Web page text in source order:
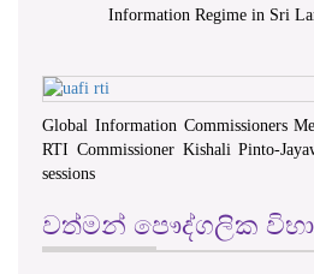
Information Regime in Sri
Global Information Commissioners
RTI Commissioner Kishali Pinto-
sessions
වත්මන් පෞද්ගලික